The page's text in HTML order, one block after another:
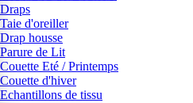
Draps
Taie d'oreiller
Drap housse
Parure de Lit
Couette Eté / Printemps
Couette d'hiver
Echantillons de tissu